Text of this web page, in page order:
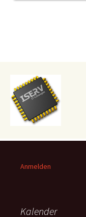
Anmelden
Kalender